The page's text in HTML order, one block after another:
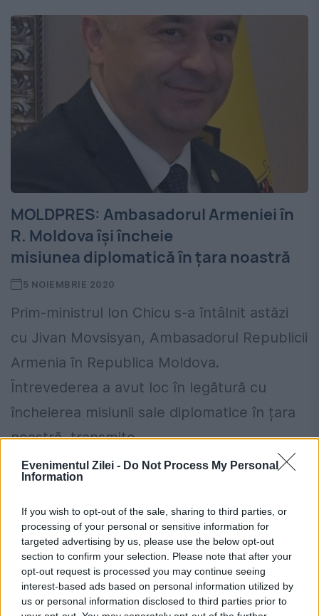
Evenimentul Zilei - Do Not Process My Personal
Information
If you wish to opt-out of the sale, sharing to third parties, or
processing of your personal or sensitive information for
targeted advertising by us, please use the below opt-out
section to confirm your selection. Please note that after your
opt-out request is processed you may continue seeing
interest-based ads based on personal information utilized by
us or personal information disclosed to third parties prior to
MOLDPRES: Ambasadorul Armeniei în
R. Moldova își încheie
misiunea diplomatică în țara noastră
5 NOIEMBRIE 2020
Prim-ministrul Ion Chicu s-a întâlnit astăzi
cu Jivan Movsisyan, Ambasadorul Republicii
Armenia în Republica Moldova.
Întrevederea a avut loc în legătură cu
încheierea misiunii sale diplomatice în țara
noastră, transmite...